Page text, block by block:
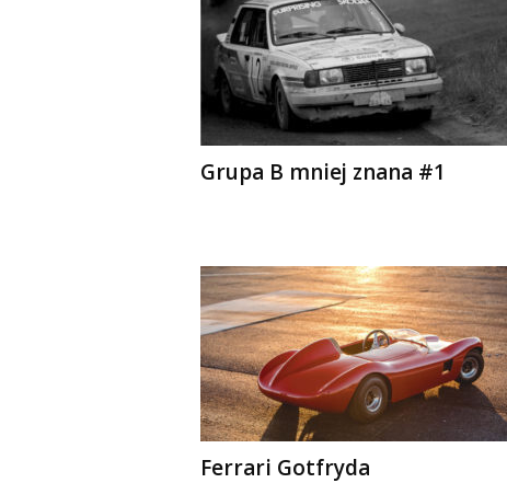
Grupa B mniej znana #1
Ferrari Gotfryda